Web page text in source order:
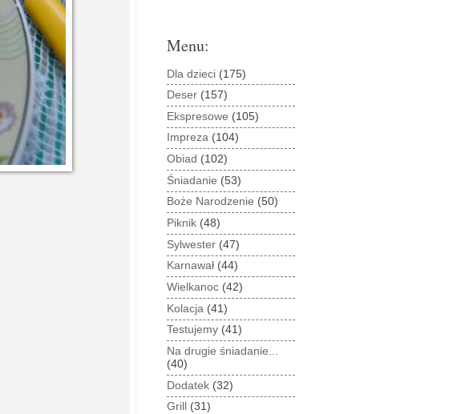
Menu:
Dla dzieci (175)
Deser (157)
Ekspresowe (105)
Impreza (104)
Obiad (102)
Śniadanie (53)
Boże Narodzenie (50)
Piknik (48)
Sylwester (47)
Karnawał (44)
Wielkanoc (42)
Kolacja (41)
Testujemy (41)
Na drugie śniadanie...
(40)
Dodatek (32)
Grill
(31)